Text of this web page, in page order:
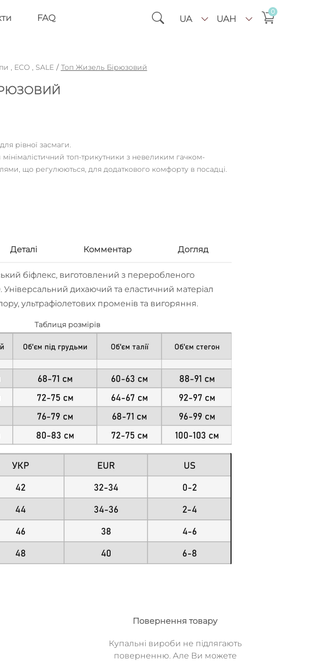
FAQ UA UAH
0
, ECO , SALE / Топ Жизель Бірюзовий
рівної засмаги.
топ-трикутники з невеликим гачком-
що регулюються, для додаткового комфорту в посадці.
Деталi Комментар Догляд
біфлекс, виготовлений з переробленого
Універсальний дихаючий та еластичний матеріал
ультрафіолетових променів та вигоряння.
Таблиця розмірів
Повернення товару
Купальні вироби не підлягають
поверненню. Але Ви можете